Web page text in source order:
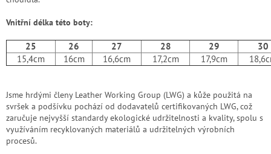
Vnitřní délka této boty:
25 26 27 28 29
30
15,4cm
16cm 16,6cm 17,2cm 17,9cm
Jsme hrdými členy Leather Working Group (LWG) a kůže použitá na
svršek a podšívku pochází od dodavatelů certifikovaných LWG, což
zaručuje nejvyšší standardy ekologické udržitelnosti a kvality, spolu s
využíváním recyklovaných materiálů a udržitelných výrobních
procesů.